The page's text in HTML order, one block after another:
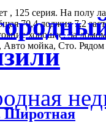
, 125 серия. На полу
70,4 лоджия 7,2
хорошее. За домом
Авто мойка, Сто.
Широтная